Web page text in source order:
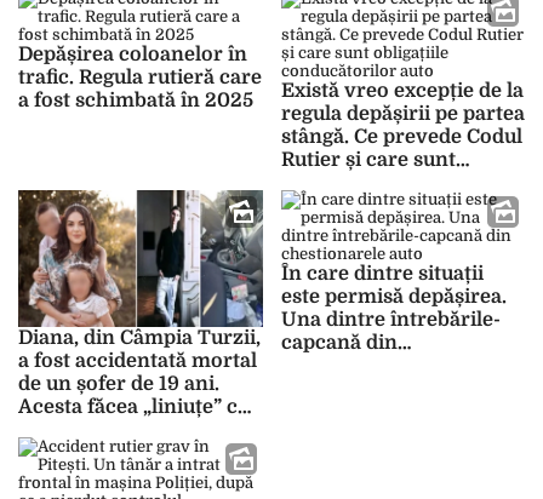
Depășirea coloanelor în
trafic. Regula rutieră care
a fost schimbată în 2025
Există vreo excepție de la
regula depășirii pe partea
stângă. Ce prevede Codul
Rutier și care sunt
conducătorilor auto
Diana, din Câmpia Turzii,
a fost accidentată mortal
de un șofer de 19 ani.
Acesta făcea „liniuțe” cu
În care dintre situații
este permisă depășirea.
Una dintre întrebările-
capcană din